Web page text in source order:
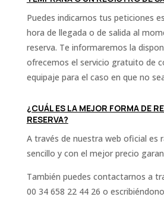
Puedes indicarnos tus peticiones
hora de llegada o de salida al
reserva. Te informaremos la
ofrecemos el servicio gratuito de
equipaje para el caso en que no
¿CUÁL ES LA MEJOR FORMA DE
RESERVA?
A través de nuestra web oficial es
sencillo y con el mejor precio
También puedes contactarnos a
00 34 658 22 44 26 o